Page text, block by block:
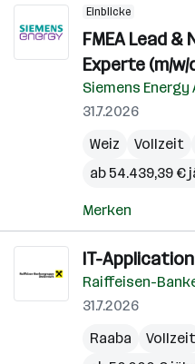
Einblicke
FMEA Lead &
Experte (m/w/
Siemens Energy
31.7.2026
Weiz
Vollzeit
ab 54.439,39 €
Merken
IT-
Raiffeisen-
31.7.2026
Raaba
Vollzeit